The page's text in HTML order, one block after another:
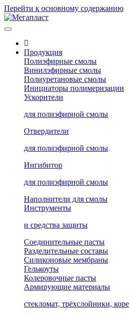
Перейти к основному содержанию
Продукция
Полиэфирные смолы
Винилэфирные смолы
Полиуретановые смолы
Инициаторы полимеризации
Ускорители
для полиэфирной смолы
Отвердители
для полиэфирной смолы
Ингибитор
для полиэфирной смолы
Наполнители для смолы
Инструменты
и средства защиты
Соединительные пасты
Разделительные составы
Силиконовые мембраны
Гелькоуты
Колеровочные пасты
Армирующие материалы
стекломат, трёхслойники,